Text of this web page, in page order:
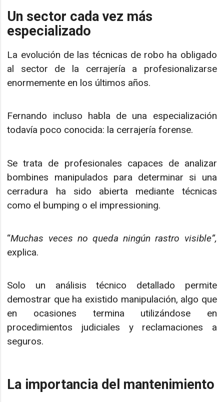
Un sector cada vez más
especializado
La evolución de las técnicas de robo ha obligado
al sector de la cerrajería a profesionalizarse
enormemente en los últimos años.
Fernando incluso habla de una especialización
todavía poco conocida: la cerrajería forense.
Se trata de profesionales capaces de analizar
bombines manipulados para determinar si una
cerradura ha sido abierta mediante técnicas
como el bumping o el impressioning.
“Muchas veces no queda ningún rastro visible”,
explica.
Solo un análisis técnico detallado permite
demostrar que ha existido manipulación, algo que
en ocasiones termina utilizándose en
procedimientos judiciales y reclamaciones a
seguros.
La importancia del mantenimiento